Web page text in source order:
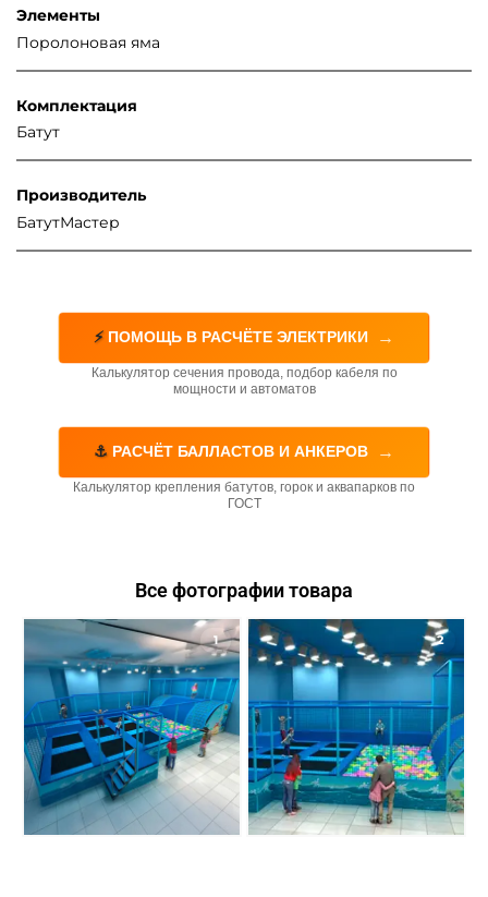
Элементы
Поролоновая яма
Комплектация
Батут
Производитель
БатутМастер
⚡ ПОМОЩЬ В РАСЧЁТЕ ЭЛЕКТРИКИ →
Калькулятор сечения провода, подбор кабеля по
мощности и автоматов
⚓ РАСЧЁТ БАЛЛАСТОВ И АНКЕРОВ →
Калькулятор крепления батутов, горок и аквапарков по
ГОСТ
Все фотографии товара
1 2